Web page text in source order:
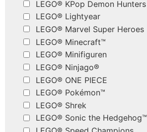
LEGO® KPop Demon Hunters
LEGO® Lightyear
LEGO® Marvel Super Heroes
LEGO® Minecraft™
LEGO® Minifiguren
LEGO® Ninjago®
LEGO® ONE PIECE
LEGO® Pokémon™
LEGO® Shrek
LEGO® Sonic the Hedgehog™